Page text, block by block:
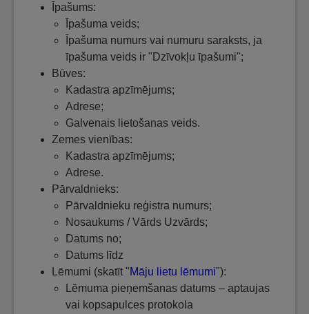
Īpašums:
Īpašuma veids;
Īpašuma numurs vai numuru saraksts, ja
īpašuma veids ir "Dzīvokļu īpašumi";
Būves:
Kadastra apzīmējums;
Adrese;
Galvenais lietošanas veids.
Zemes vienības:
Kadastra apzīmējums;
Adrese.
Pārvaldnieks:
Pārvaldnieku reģistra numurs;
Nosaukums / Vārds Uzvārds;
Datums no;
Datums līdz
Lēmumi (skatīt "Māju lietu lēmumi"):
Lēmuma pieņemšanas datums – aptaujas
vai kopsapulces protokola